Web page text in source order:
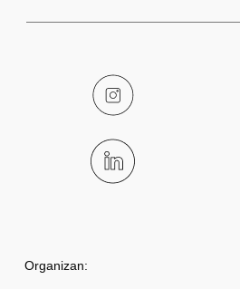
Organizan: